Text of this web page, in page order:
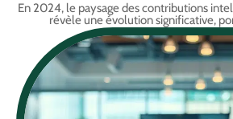
En 2024, le paysage des contributions
révèle une évolution significative,